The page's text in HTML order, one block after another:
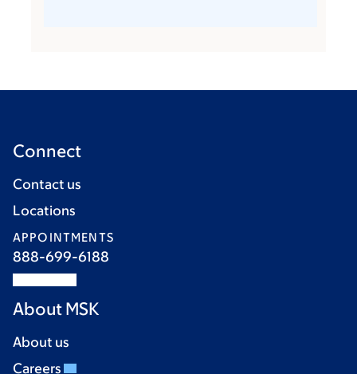
Connect
Contact us
Locations
APPOINTMENTS
888-699-6188
About MSK
About us
Careers